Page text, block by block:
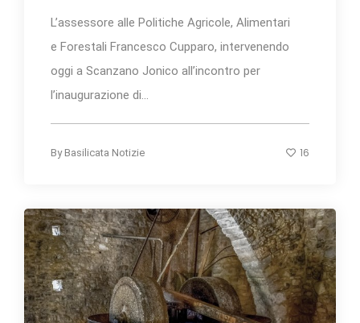
L’assessore alle Politiche Agricole, Alimentari
e Forestali Francesco Cupparo, intervenendo
oggi a Scanzano Jonico all’incontro per
l’inaugurazione di...
By Basilicata Notizie 16